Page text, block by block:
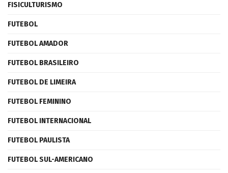
FISICULTURISMO
FUTEBOL
FUTEBOL AMADOR
FUTEBOL BRASILEIRO
FUTEBOL DE LIMEIRA
FUTEBOL FEMININO
FUTEBOL INTERNACIONAL
FUTEBOL PAULISTA
FUTEBOL SUL-AMERICANO